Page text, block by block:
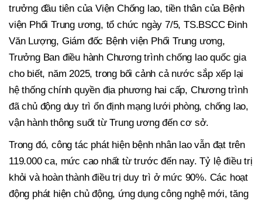
trưởng đầu tiên của Viện Chống lao, tiền thân của Bệnh
viện Phổi Trung ương, tổ chức ngày 7/5, TS.BSCC Đinh
Văn Lượng, Giám đốc Bệnh viện Phổi Trung ương,
Trưởng Ban điều hành Chương trình chống lao quốc gia
cho biết, năm 2025, trong bối cảnh cả nước sắp xếp lại
hệ thống chính quyền địa phương hai cấp, Chương trình
đã chủ động duy trì ổn định mạng lưới phòng, chống lao,
vận hành thông suốt từ Trung ương đến cơ sở.
Trong đó, công tác phát hiện bệnh nhân lao vẫn đạt trên
119.000 ca, mức cao nhất từ trước đến nay. Tỷ lệ điều trị
khỏi và hoàn thành điều trị duy trì ở mức 90%. Các hoạt
động phát hiện chủ động, ứng dụng công nghệ mới, tăng